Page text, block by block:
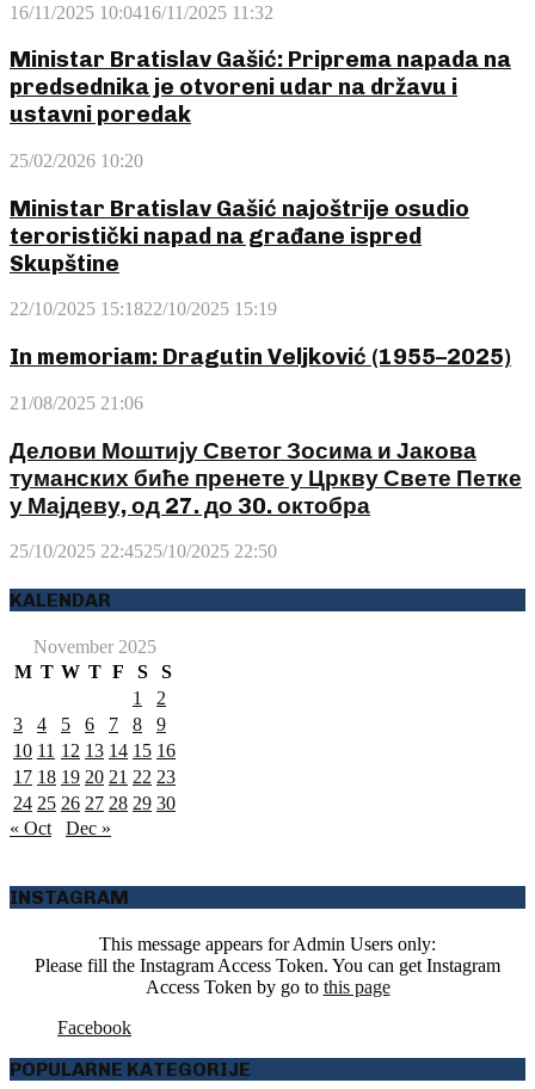
16/11/2025 10:0416/11/2025 11:32
Ministar Bratislav Gašić: Priprema napada na
predsednika je otvoreni udar na državu i
ustavni poredak
25/02/2026 10:20
Ministar Bratislav Gašić najoštrije osudio
teroristički napad na građane ispred
Skupštine
22/10/2025 15:1822/10/2025 15:19
In memoriam: Dragutin Veljković (1955–2025)
21/08/2025 21:06
Делови Моштију Светог Зосима и Јакова
туманских биће пренете у Цркву Свете Петке
у Мајдеву, од 27. до 30. октобра
25/10/2025 22:4525/10/2025 22:50
KALENDAR
November 2025
M T W T F S
S
1
2
3
4 5 6 7 8
9
10 11 12 13 14 15 16
17 18 19 20 21 22 23
24 25 26 27 28 29 30
« Oct
Dec »
INSTAGRAM
This message appears for Admin Users only:
Please fill the Instagram Access Token. You can get Instagram
Access Token by go to this page
Facebook
POPULARNE KATEGORIJE